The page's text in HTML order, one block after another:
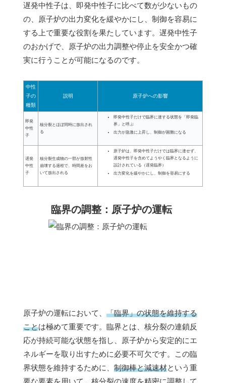
遅発中性子は、即発中性子に比べて数が少ないもの
の、原子炉の出力変化を緩やかにし、制御を容易に
する上で重要な役割を果たしています。遅発中性子
のおかげで、原子炉の出力調整や停止を安全かつ確
実に行うことが可能になるのです。
中性
子の
種類
説明 原子炉への影響
即発
中性
子
核分裂とほぼ同時に放出され
る
即発中性子だけで臨界に達する状態を「即発臨
界」と呼ぶ
出力が急激に上昇し、制御が困難になる
遅発
中性
子
核分裂生成物の一部が放射性
崩壊する過程で、時間差をお
いて放出される
原子炉は、即発中性子だけでは臨界に達せず、
遅発中性子を含めてようやく臨界となるように
設計されている（遅発臨界）
出力変化を緩やかにし、制御を容易にする
臨界の調整：原子炉の運転
原子炉の運転において、 「臨界」の状態を維持する
ことは極めて重要です。臨界とは、核分裂の連鎖反
応が持続可能な状態を指し、原子炉から安定的にエ
ネルギーを取り出すために必要不可欠です。この臨
界状態を維持するために、 制御棒と減速材という重